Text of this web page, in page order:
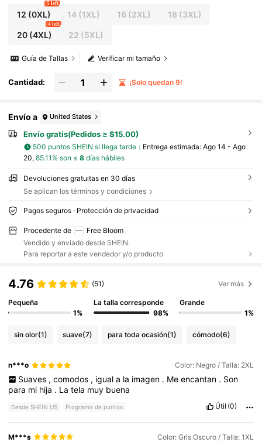
12 (0XL)
5 left
14 (1XL) 16 (2XL) 18 (3XL)
20(4XL)
4 left
22 (5XL)
Verificar mi tamaño
Guía de Tallas
Cantidad: ¡Solo quedan 9!
Envío a United States
Envío gratis(Pedidos ≥ $15.00)
500 puntos SHEIN si llega tarde Entrega estimada: Ago 14 - Ago
20, 85.11% son ≤ 8días hábiles
Devoluciones gratuitas en 30 días
Se aplican los términos y condiciones
Pagos seguros · Protección de privacidad
Procedente de
Free Bloom
Vendido y enviado desde SHEIN.
Para reportar a este vendedor y/o producto
4.76 (51) Ver más
Pequeña
1%
La talla corresponde
98%
Grande
1%
sin olor(1) suave(7) para toda ocasión(1) cómodo(6)
n***o Color: Negro / Talla: 2XL
Suaves , comodos , igual a la imagen . Me encantan . Son
para mi hija . Latela muy buena
Desde SHEIN US Programa de puntos Útil (0)
M***s Color: Gris Oscuro / Talla: 1XL